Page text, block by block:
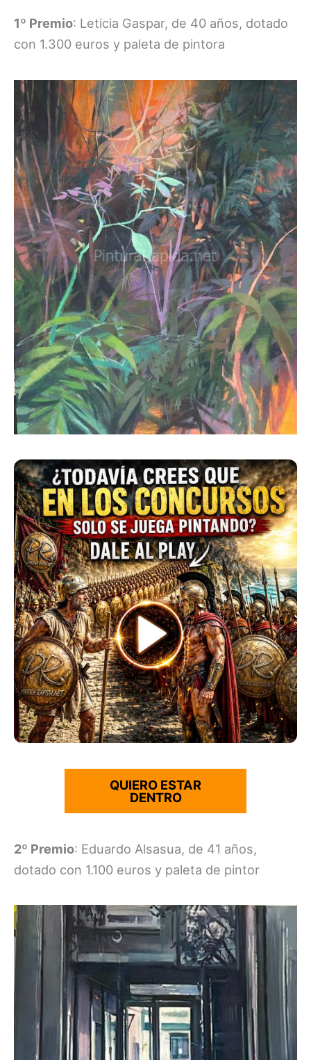
1º Premio: Leticia Gaspar, de 40 años, dotado
con 1.300 euros y paleta de pintora
QUIERO ESTAR
DENTRO
2º Premio: Eduardo Alsasua, de 41 años,
dotado con 1.100 euros y paleta de pintor